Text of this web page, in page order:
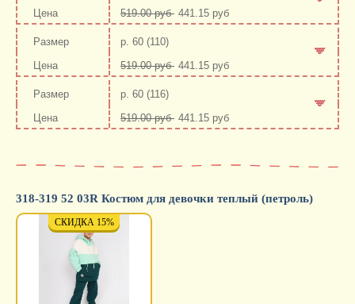
519.00 руб 441.15 руб
-р. 60 (110)
519.00 руб 441.15 руб
-р. 60 (116)
519.00 руб 441.15 руб
318-319 52 03R Костюм для девочки теплый (петроль)
СКИДКА 15%